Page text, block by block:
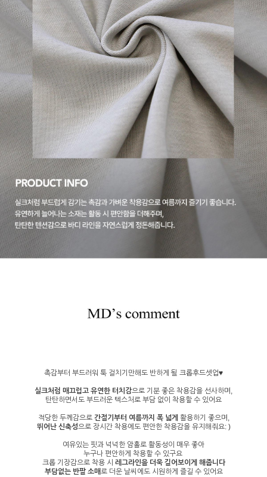
촉감부터 부드러워 툭 걸치기만해도 반하게 될 크롭후드셋업♥
실크처럼 매끄럽고 유연한 터치감으로 기분 좋은 착용감을 선사하며,
탄탄하면서도 부드러운 텍스처로 부담 없이 착용할 수 있어요
적당한 두께감으로 간절기부터 여름까지 폭 넓게 활용하기 좋으며,
뛰어난 신축성으로 장시간 착용에도 편안한 착용감을 유지해줘요: )
여유있는 핏과 넉넉한 암홀로 활동성이 매우 좋아
누구나 편안하게 착용할 수 있구요
크롭 기장감으로 착용 시 레그라인을 더욱 길어보이게 해줍니다
부담없는 반팔 소매로 더운 날씨에도 시원하게 즐길 수 있어요